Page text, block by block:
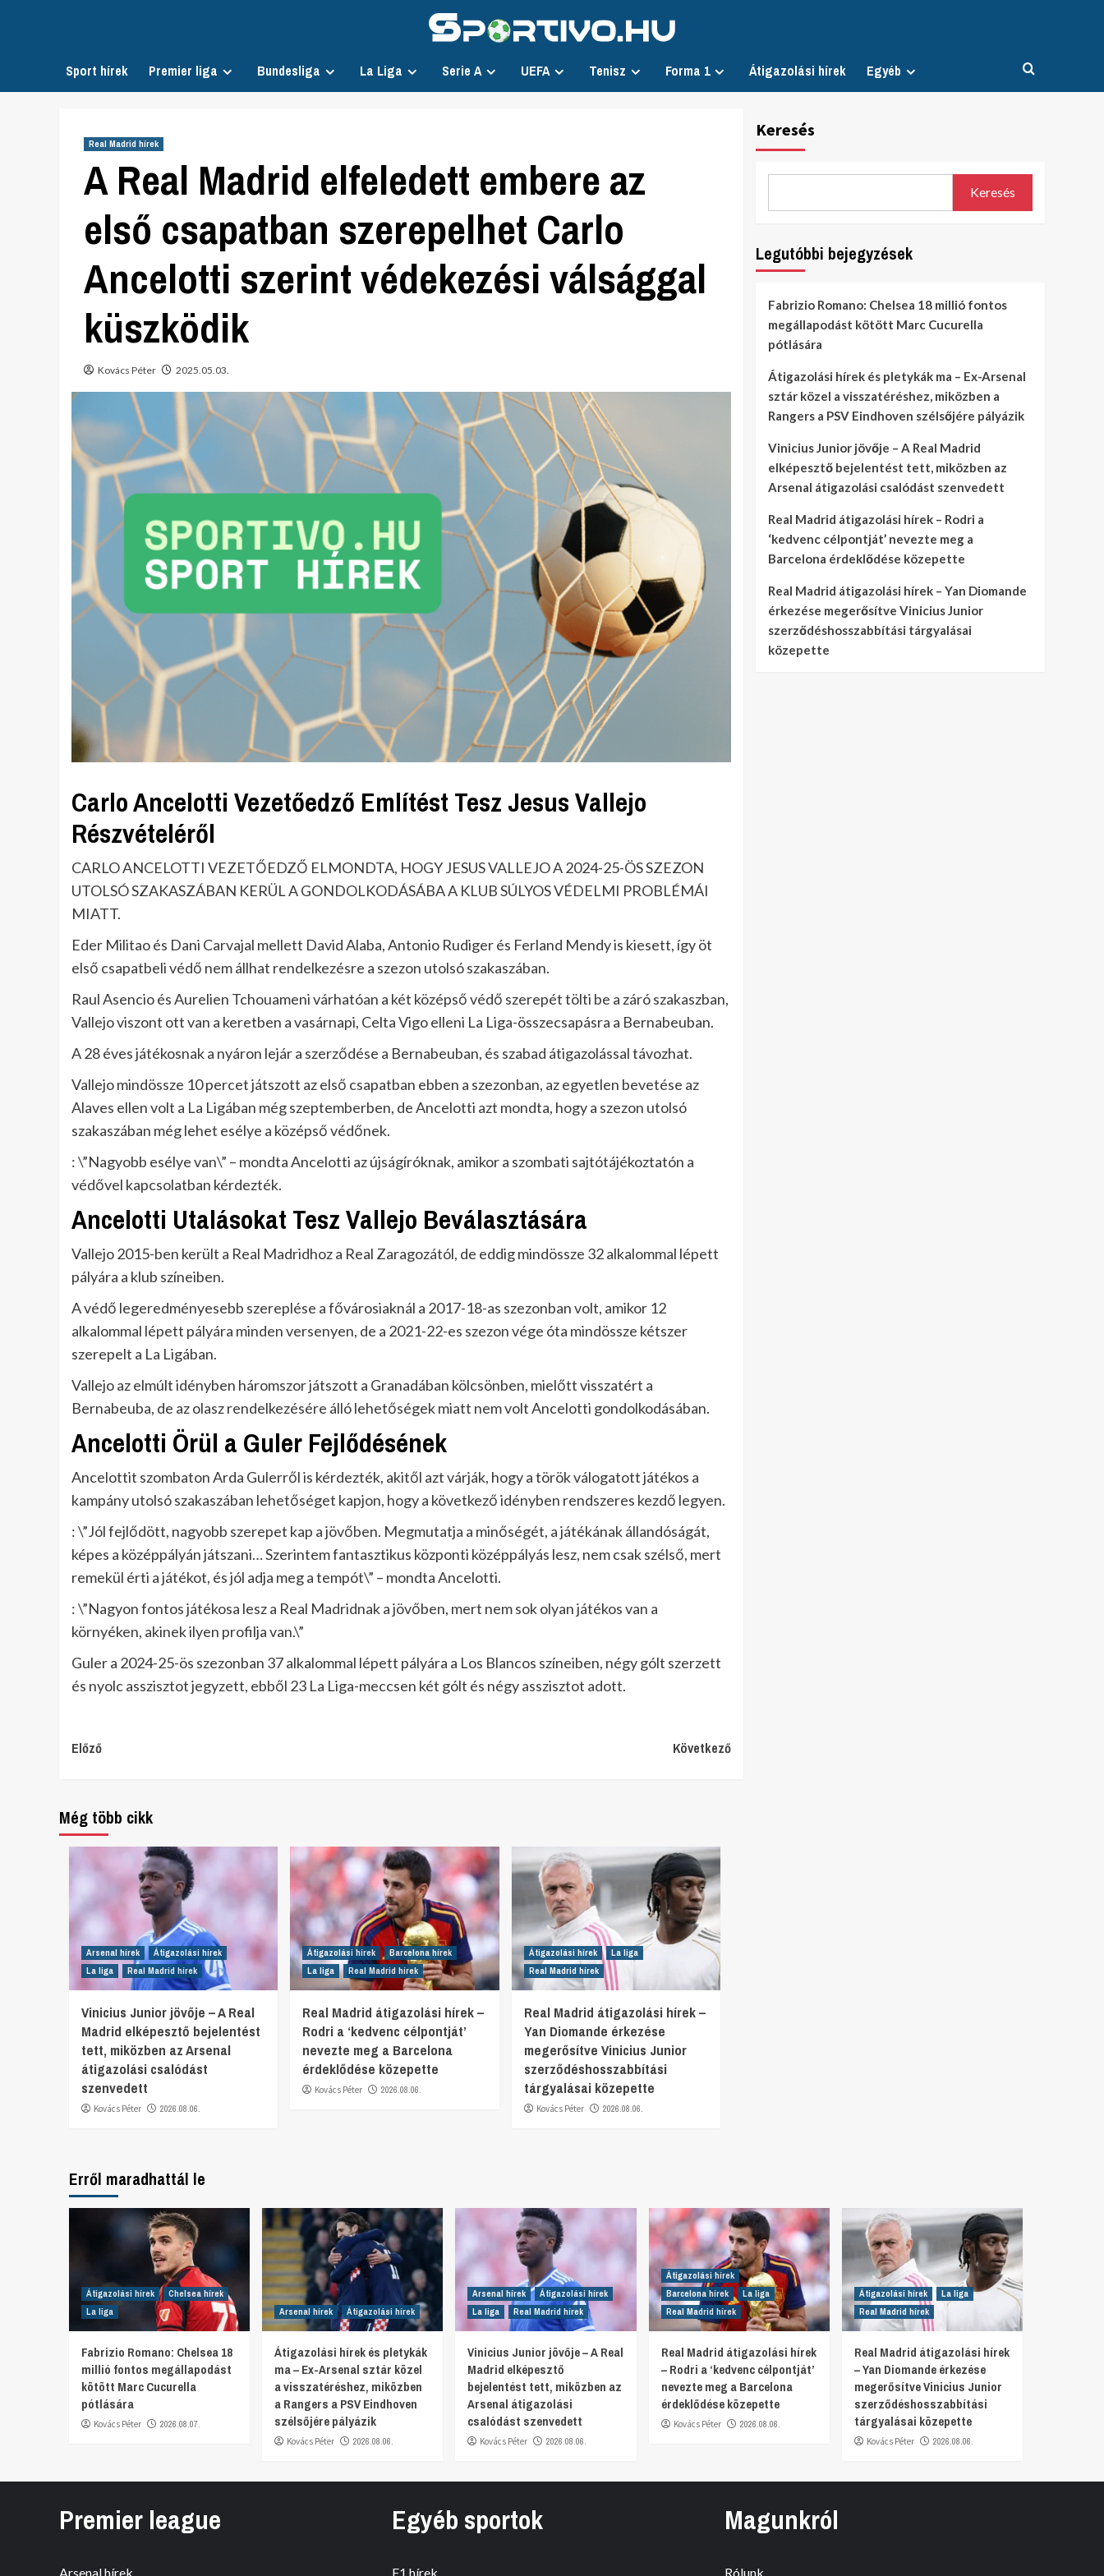
Sport hírek Premier liga Bundesliga La Liga Serie A UEFA Tenisz Forma 1 Átigazolási hírek Egyéb
Real Madrid hírek
A Real Madrid elfeledett embere az
első csapatban szerepelhet Carlo
Ancelotti szerint védekezési válsággal
küszködik
Kovács Péter 2025.05.03.
Carlo Ancelotti Vezetőedző Említést Tesz Jesus Vallejo
Részvételéről
CARLO ANCELOTTI VEZETŐEDZŐ ELMONDTA, HOGY JESUS VALLEJO A 2024-25-ÖS SZEZON
UTOLSÓ SZAKASZÁBAN KERÜL A GONDOLKODÁSÁBA A KLUB SÚLYOS VÉDELMI PROBLÉMÁI
MIATT.
Eder Militao és Dani Carvajal mellett David Alaba, Antonio Rudiger és Ferland Mendy is kiesett, így öt
első csapatbeli védő nem állhat rendelkezésre a szezon utolsó szakaszában.
Raul Asencio és Aurelien Tchouameni várhatóan a két középső védő szerepét tölti be a záró szakaszban,
Vallejo viszont ott van a keretben a vasárnapi, Celta Vigo elleni La Liga-összecsapásra a Bernabeuban.
A 28 éves játékosnak a nyáron lejár a szerződése a Bernabeuban, és szabad átigazolással távozhat.
Vallejo mindössze 10 percet játszott az első csapatban ebben a szezonban, az egyetlen bevetése az
Alaves ellen volt a La Ligában még szeptemberben, de Ancelotti azt mondta, hogy a szezon utolsó
szakaszában még lehet esélye a középső védőnek.
: \”Nagyobb esélye van\” – mondta Ancelotti az újságíróknak, amikor a szombati sajtótájékoztatón a
védővel kapcsolatban kérdezték.
Ancelotti Utalásokat Tesz Vallejo Beválasztására
Vallejo 2015-ben került a Real Madridhoz a Real Zaragozától, de eddig mindössze 32 alkalommal lépett
pályára a klub színeiben.
A védő legeredményesebb szereplése a fővárosiaknál a 2017-18-as szezonban volt, amikor 12
alkalommal lépett pályára minden versenyen, de a 2021-22-es szezon vége óta mindössze kétszer
szerepelt a La Ligában.
Vallejo az elmúlt idényben háromszor játszott a Granadában kölcsönben, mielőtt visszatért a
Bernabeuba, de az olasz rendelkezésére álló lehetőségek miatt nem volt Ancelotti gondolkodásában.
Ancelotti Örül a Guler Fejlődésének
Ancelottit szombaton Arda Gulerről is kérdezték, akitől azt várják, hogy a török válogatott játékos a
kampány utolsó szakaszában lehetőséget kapjon, hogy a következő idényben rendszeres kezdő legyen.
: \”Jól fejlődött, nagyobb szerepet kap a jövőben. Megmutatja a minőségét, a játékának állandóságát,
képes a középpályán játszani… Szerintem fantasztikus központi középpályás lesz, nem csak szélső, mert
remekül érti a játékot, és jól adja meg a tempót\” – mondta Ancelotti.
: \”Nagyon fontos játékosa lesz a Real Madridnak a jövőben, mert nem sok olyan játékos van a
környéken, akinek ilyen profilja van.\”
Guler a 2024-25-ös szezonban 37 alkalommal lépett pályára a Los Blancos színeiben, négy gólt szerzett
és nyolc asszisztot jegyzett, ebből 23 La Liga-meccsen két gólt és négy asszisztot adott.
Continue
Előző Következő
Még több cikk
Arsenal hírek
Átigazolási hírek
La liga
Real Madrid hírek
Vinicius Junior jövője – A Real
Madrid elképesztő bejelentést
tett, miközben az Arsenal
átigazolási csalódást
szenvedett
Kovács Péter 2026.08.06.
Átigazolási hírek
Barcelona hírek
La liga
Real Madrid hírek
Real Madrid átigazolási hírek –
Rodri a ‘kedvenc célpontját’
nevezte meg a Barcelona
érdeklődése közepette
Kovács Péter 2026.08.06.
Átigazolási hírek
La liga
Real Madrid hírek
Real Madrid átigazolási hírek –
Yan Diomande érkezése
megerősítve Vinicius Junior
szerződéshosszabbítási
tárgyalásai közepette
Kovács Péter 2026.08.06.
Keresés
Keresés
Legutóbbi bejegyzések
Fabrizio Romano: Chelsea 18 millió fontos
megállapodást kötött Marc Cucurella
pótlására
Átigazolási hírek és pletykák ma – Ex-Arsenal
sztár közel a visszatéréshez, miközben a
Rangers a PSV Eindhoven szélsőjére pályázik
Vinicius Junior jövője – A Real Madrid
elképesztő bejelentést tett, miközben az
Arsenal átigazolási csalódást szenvedett
Real Madrid átigazolási hírek – Rodri a
‘kedvenc célpontját’ nevezte meg a
Barcelona érdeklődése közepette
Real Madrid átigazolási hírek – Yan Diomande
érkezése megerősítve Vinicius Junior
szerződéshosszabbítási tárgyalásai
közepette
Erről maradhattál le
Átigazolási hírek
Chelsea hírek
La liga
Fabrizio Romano: Chelsea 18
millió fontos megállapodást
kötött Marc Cucurella
pótlására
Kovács Péter 2026.08.07.
Arsenal hírek Átigazolási hírek
Átigazolási hírek és pletykák
ma – Ex-Arsenal sztár közel
a visszatéréshez, miközben
a Rangers a PSV Eindhoven
szélsőjére pályázik
Kovács Péter 2026.08.06.
Arsenal hírek
Átigazolási hírek
La liga
Real Madrid hírek
Vinicius Junior jövője – A Real
Madrid elképesztő
bejelentést tett, miközben az
Arsenal átigazolási
csalódást szenvedett
Kovács Péter 2026.08.06.
Átigazolási hírek
Barcelona hírek
La liga
Real Madrid hírek
Real Madrid átigazolási hírek
– Rodri a ‘kedvenc célpontját’
nevezte meg a Barcelona
érdeklődése közepette
Kovács Péter 2026.08.06.
Átigazolási hírek
La liga
Real Madrid hírek
Real Madrid átigazolási hírek
– Yan Diomande érkezése
megerősítve Vinicius Junior
szerződéshosszabbítási
tárgyalásai közepette
Kovács Péter 2026.08.06.
Premier league
Arsenal hírek
Egyéb sportok
F1 hírek
Magunkról
Rólunk